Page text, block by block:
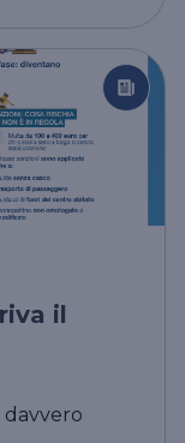
il
davvero